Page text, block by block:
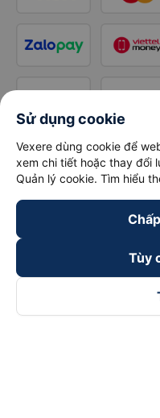
Sử dụng cookie
Vexere dùng cookie để
xem chi tiết hoặc thay đổi
Quản lý cookie. Tìm hiểu
Tùy